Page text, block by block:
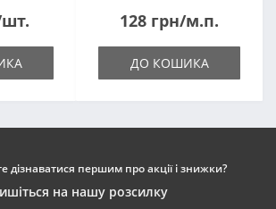
шт. 128 грн/м.п.
ДО КОШИКА
дізнаватися першим про акції і знижки?
на нашу розсилку